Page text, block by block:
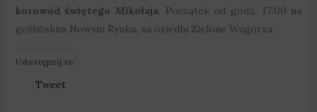
korowód świętego Mikołaja. Początek od godz. 17:00 na
goślińskim Nowym Rynku, na osiedlu Zielone Wzgórza.
Udostępnij to:
Tweet